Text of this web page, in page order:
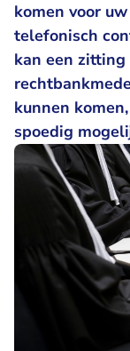
komen voor
telefonisch
kan een
kunnen
spoedig